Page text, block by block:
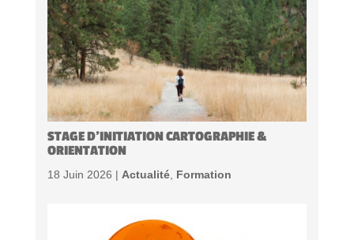
STAGE D’INITIATION CARTOGRAPHIE &
ORIENTATION
18 Juin 2026 | Actualité, Formation